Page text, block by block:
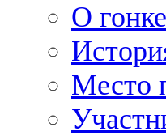
О гонке
Место